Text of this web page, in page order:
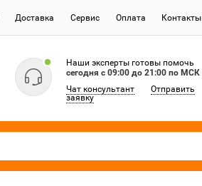
Доставка Сервис Оплата Контакты
Наши эксперты готовы помочь
сегодня c 09:00 до 21:00 по МСК
Чат консультант
Отправить
заявку